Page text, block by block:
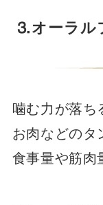
⒊オーラル
噛む力が落ち
お肉などのタ
食事量や筋肉